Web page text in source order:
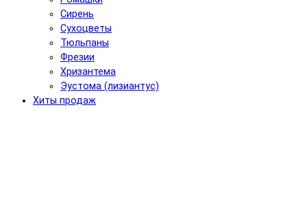
Сирень
Сухоцветы
Тюльпаны
Фрезии
Хризантема
Эустома (лизиантус)
Хиты продаж